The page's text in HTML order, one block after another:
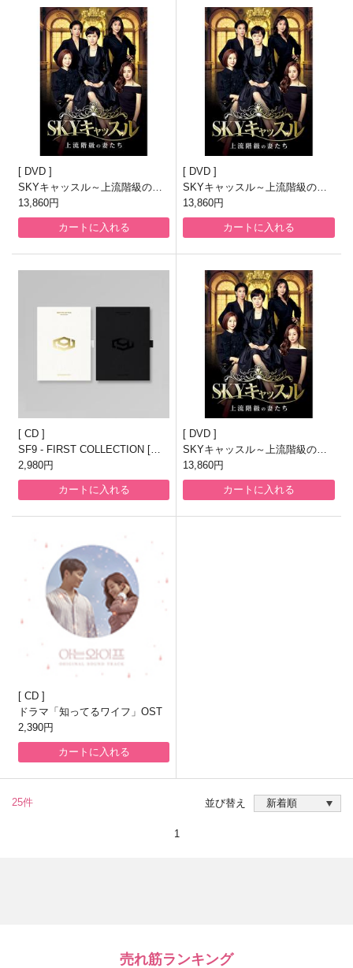
DVD
SKYキャッスル～上流階級の妻
たち～ DVD-BOX2
13,860円
カートに入れる
DVD
SKYキャッスル～上流階級の妻
たち～ DVD-BOX3
13,860円
カートに入れる
CD
SF9 - FIRST COLLECTION [正
規1集/GOLDENRATED or BLAC
K RATEDランダム発送]
2,980円
カートに入れる
DVD
SKYキャッスル～上流階級の妻
たち～ DVD-BOX1
13,860円
カートに入れる
CD
ドラマ「知ってるワイフ」OST
2,390円
カートに入れる
25件
1
並び替え
売れ筋ランキング